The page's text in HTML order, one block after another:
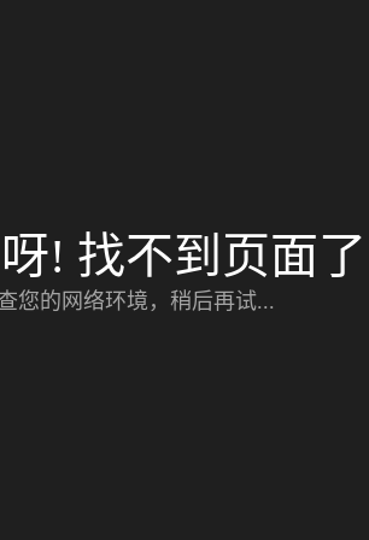
! 找不到页面了
您的网络环境，稍后再试...